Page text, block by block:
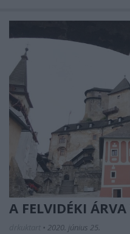
A FELVIDÉKI
• 2020. június 25.